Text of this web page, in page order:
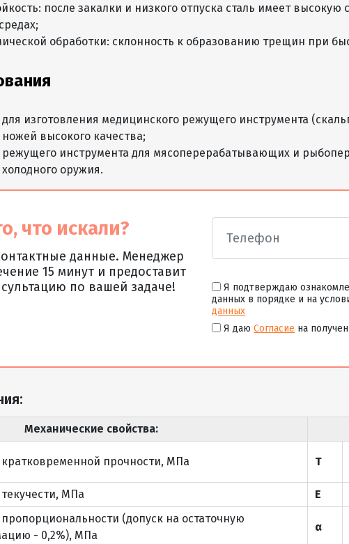
после закалки и низкого отпуска сталь имеет
обработки: склонность к образованию трещин при
изготовления медицинского режущего инструмента
высокого качества;
режущего инструмента для мясоперерабатывающих и
оружия.
что искали?
данные. Менеджер
15 минут и предоставит
по вашей задаче!
Я подтверждаю
данных в порядке и на
данных
Я даюСогласие на
Механические свойства:
прочности, МПа Т
МПа Е
(допуск на остаточную
- 0,2%), МПа
α